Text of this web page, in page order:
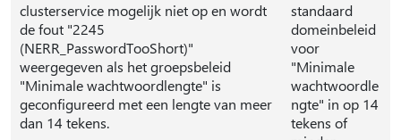
clusterservice mogelijk niet op en wordt
de fout "2245
(NERR_PasswordTooShort)"
weergegeven als het groepsbeleid
"Minimale wachtwoordlengte" is
geconfigureerd met een lengte van meer
dan 14 tekens.
standaard
domeinbeleid
voor
"Minimale
wachtwoordle
ngte" in op 14
tekens of